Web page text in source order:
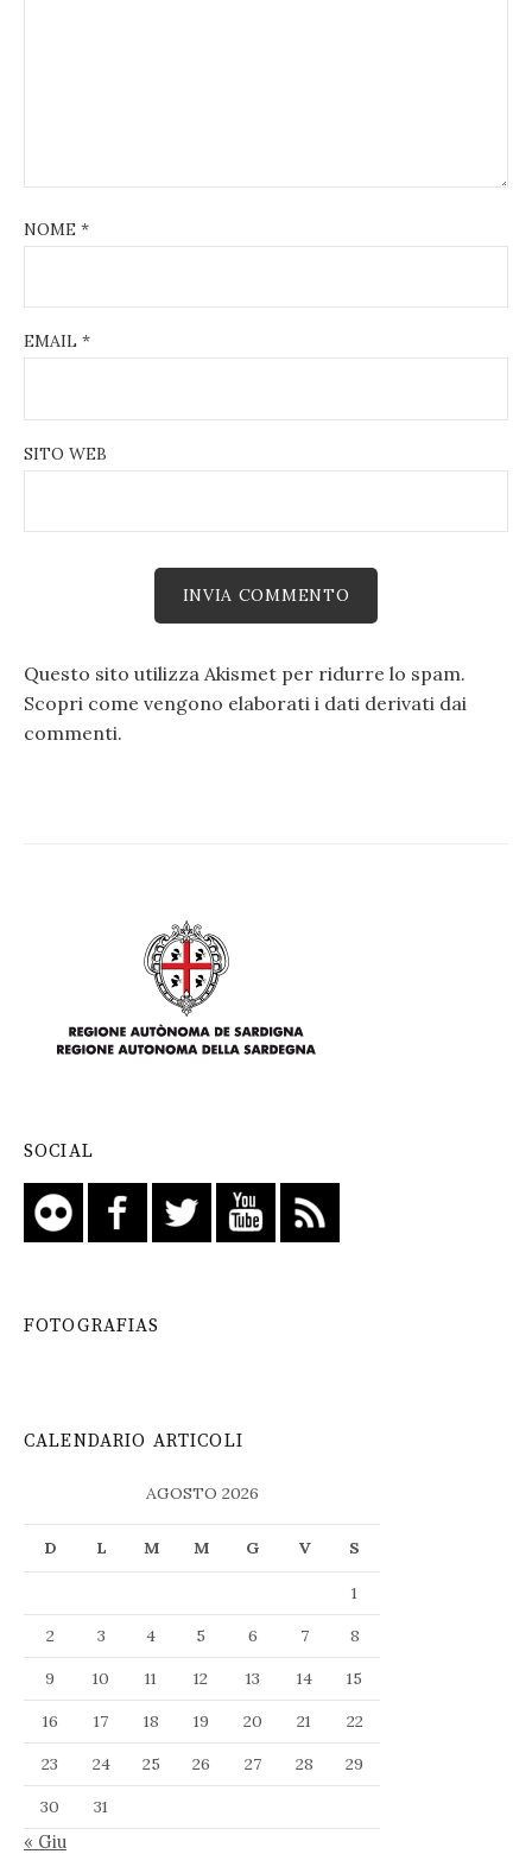
NOME *
EMAIL *
SITO WEB
Questo sito utilizza Akismet per ridurre lo spam.
Scopri come vengono elaborati i dati derivati dai
commenti.
SOCIAL
FOTOGRAFIAS
CALENDARIO ARTICOLI
AGOSTO 2026
D L M M G V S
1
2
3 4 5 6 7
8
9
10 11 12 13 14
15
16
17 18 19 20 21
22
23
24 25 26 27 28
29
30
31
« Giu